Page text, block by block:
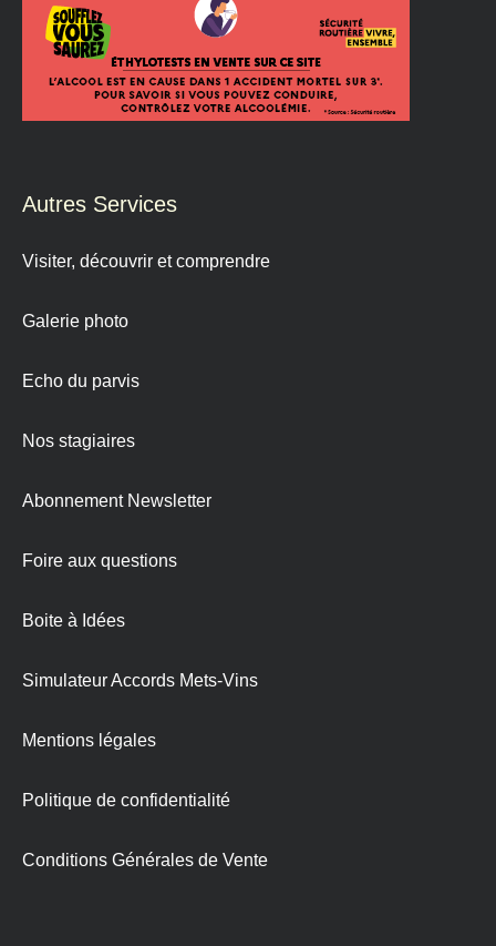
Autres Services
Visiter, découvrir et comprendre
Galerie photo
Echo du parvis
Nos stagiaires
Abonnement Newsletter
Foire aux questions
Boite à Idées
Simulateur Accords Mets-Vins
Mentions légales
Politique de confidentialité
Conditions Générales de Vente